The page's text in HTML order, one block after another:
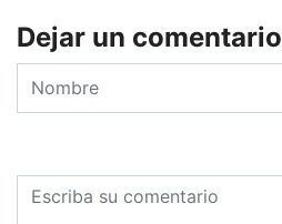
Dejar un comentario